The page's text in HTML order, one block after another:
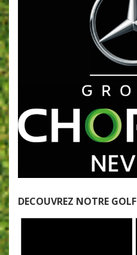
DECOUVREZ NOTRE GOLF
Lecteur